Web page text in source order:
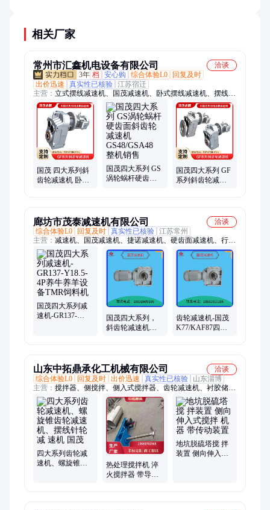
相关厂家
常州市汇鑫机电设备有限公司
洽谈
3年 档 安心购 综合体验L0
回复及时
出价迅速
真实性已核验 江苏宿迁
主营： 立式摆线减速机、国茂减速机、卧式摆线减速机、摆线针
轮减速机、圆柱齿轮减速机、行星齿轮减速机、四大系列减速机
国茂 四大系列斜
齿轮减速机 卧式
国茂四大系列 GS
涡轮蜗杆硬齿面
国茂四大系列 GF
系列斜齿轮减速
廊坊市茂泰减速机有限公司
洽谈
综合体验L0
回复及时 真实性已核验 江苏常州
主营： 减速机、国茂减速机、捷诺减速机、硬齿面减速机、行星
减速机、锂电搅拌、斜齿轮减速器
国茂四大系列减
速机-GR137-
国茂四大系列，
斜齿轮减速机
齿轮减速机-国茂
K77/KAF87四大
山东中拓鼎承化工机械有限公司
洽谈
综合体验L0
回复及时 出价迅速 真实性已核验
山东淄博
主营： 搅拌器、侧搅拌、侧入式搅拌器、齿轮减速机、衬胶储
罐、衬塑储罐、过滤器、淬火搅拌器、脱硫搅拌器、衬胶搅拌
器、衬四氟搅拌器、钛材搅拌器、顶入式搅拌器、大型立式搅拌
器、水处理搅拌器、水煤浆搅拌器
四大系列齿轮减
速机、螺旋锥齿
热处理搅拌机 淬
火搅拌器 带导流
地坑脱硫塔搅 拌
装置 侧向伸入式